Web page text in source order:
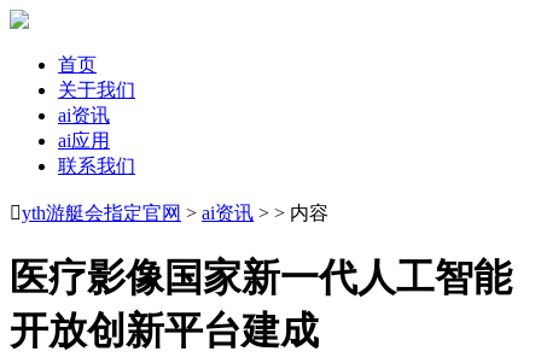
首页
关于我们
ai资讯
ai应用
联系我们
yth游艇会指定官网 > ai资讯 > > 内容
医疗影像国家新一代人工智能
开放创新平台建成